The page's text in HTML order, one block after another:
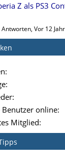
Z als PS3
Antworten, Vor 12
Benutzer online
Mitglied